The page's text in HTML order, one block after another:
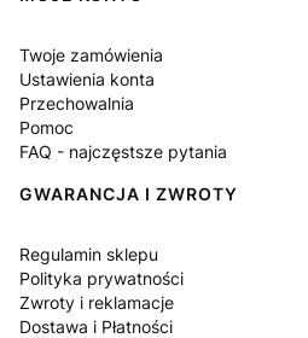
Twoje zamówienia
Ustawienia konta
Przechowalnia
Pomoc
FAQ - najczęstsze pytania
GWARANCJA I ZWROTY
Regulamin sklepu
Polityka prywatności
Zwroty i reklamacje
Dostawa i Płatności